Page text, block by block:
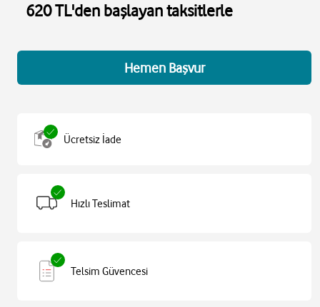
620 TL'den başlayan taksitlerle
Hemen Başvur
Ücretsiz İade
Hızlı Teslimat
Telsim Güvencesi